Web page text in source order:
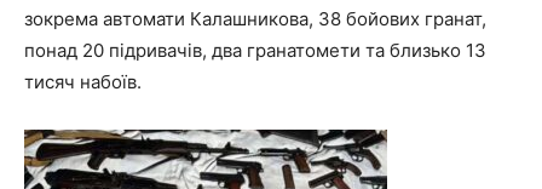
зокрема автомати Калашникова, 38 бойових гранат,
понад 20 підривачів, два гранатомети та близько 13
тисяч набоїв.